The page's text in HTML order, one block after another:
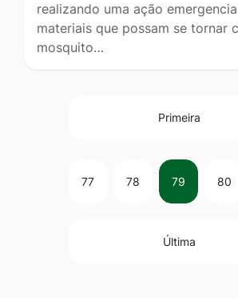
realizando uma ação
materiais que possam se tornar
mosquito…
Primeira
77 78 79 80
Última